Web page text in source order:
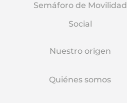
Semáforo de Movilidad
Social
Nuestro origen
Quiénes somos